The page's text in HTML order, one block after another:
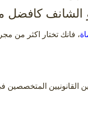
الشانف
، فانك تختار اكثر من
القانونيين